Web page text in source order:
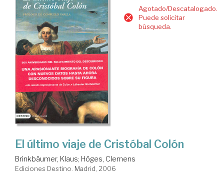
Agotado/Descatalogado.
Puede solicitar
búsqueda.
El último viaje de Cristóbal Colón
Brinkbäumer, Klaus; Höges, Clemens
Ediciones Destino. Madrid, 2006